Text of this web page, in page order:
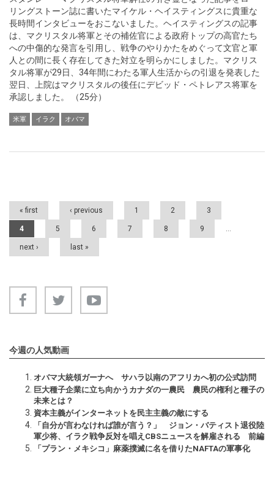
リングストーン誌に書いたマイケル・ヘイスティングスに貴重な
長時間インタビューをおこないました。ヘイスティングスの記事
は、マクリスタル将軍とその補佐官による政府トップの高官たち
への中傷的な発言を引用し、戦争のやりかたをめぐって文官と軍
人との間に長く存在してきた対立を明らかにしました。マクリス
タル将軍が29日、34年間にわたる軍人生活からの引退を発表した
翌日、上院はマクリスタルの後任にデビッド・ペトレアス将軍を
承認しました。 （25分）
米軍 イラク オバマ
Pages
« first ‹ previous 1 2 3
4 5 6 7 8 9 …
next › last »
今週の人気動画
オバマ大統領ガーナへ サハラ以南のアフリカへ初の公式訪問
巨大種子企業に立ち向かうカナダの一農民 農民の権利と種子の
未来とは？
資本主義がインターネットを民主主義の敵にする
「自分が言わなければ誰が言う？」 ジョン・バティスト退役陸
軍少将、イラク戦争反対を唱えCBSニュースを解雇される 前編
「プラン・メキシコ」麻薬撲滅に名を借りたNAFTAの軍事化